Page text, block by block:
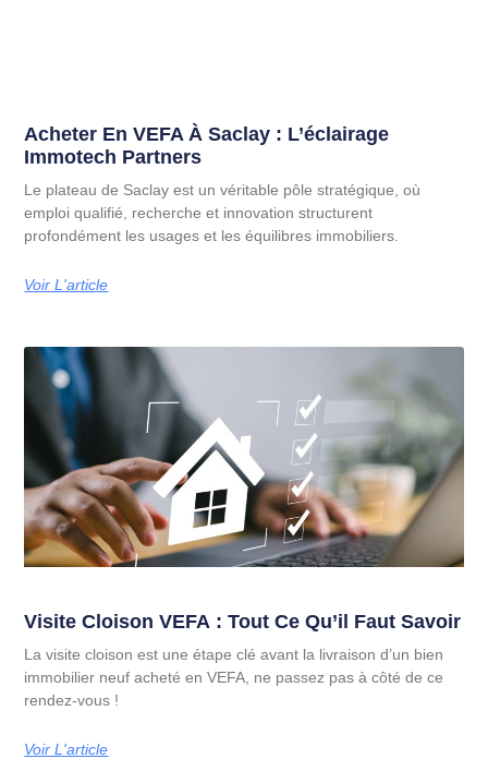
Acheter En VEFA À Saclay : L’éclairage
Immotech Partners
Le plateau de Saclay est un véritable pôle stratégique, où
emploi qualifié, recherche et innovation structurent
profondément les usages et les équilibres immobiliers.
Voir L'article
Visite Cloison VEFA : Tout Ce Qu’il Faut Savoir
La visite cloison est une étape clé avant la livraison d’un bien
immobilier neuf acheté en VEFA, ne passez pas à côté de ce
rendez-vous !
Voir L'article